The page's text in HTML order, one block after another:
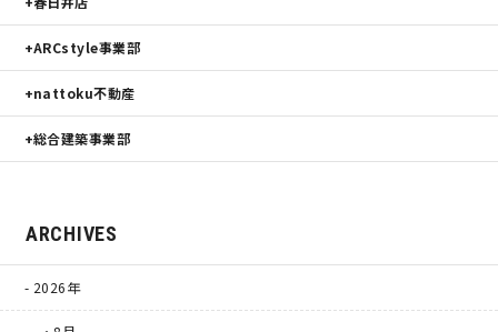
ARCstyle事業部
nattoku不動産
総合建築事業部
ARCHIVES
2026年